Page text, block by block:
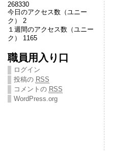
268330
今日のアクセス数（ユニー
ク） 2
１週間のアクセス数（ユニー
ク） 1165
職員用入り口
ログイン
投稿の RSS
コメントの RSS
WordPress.org